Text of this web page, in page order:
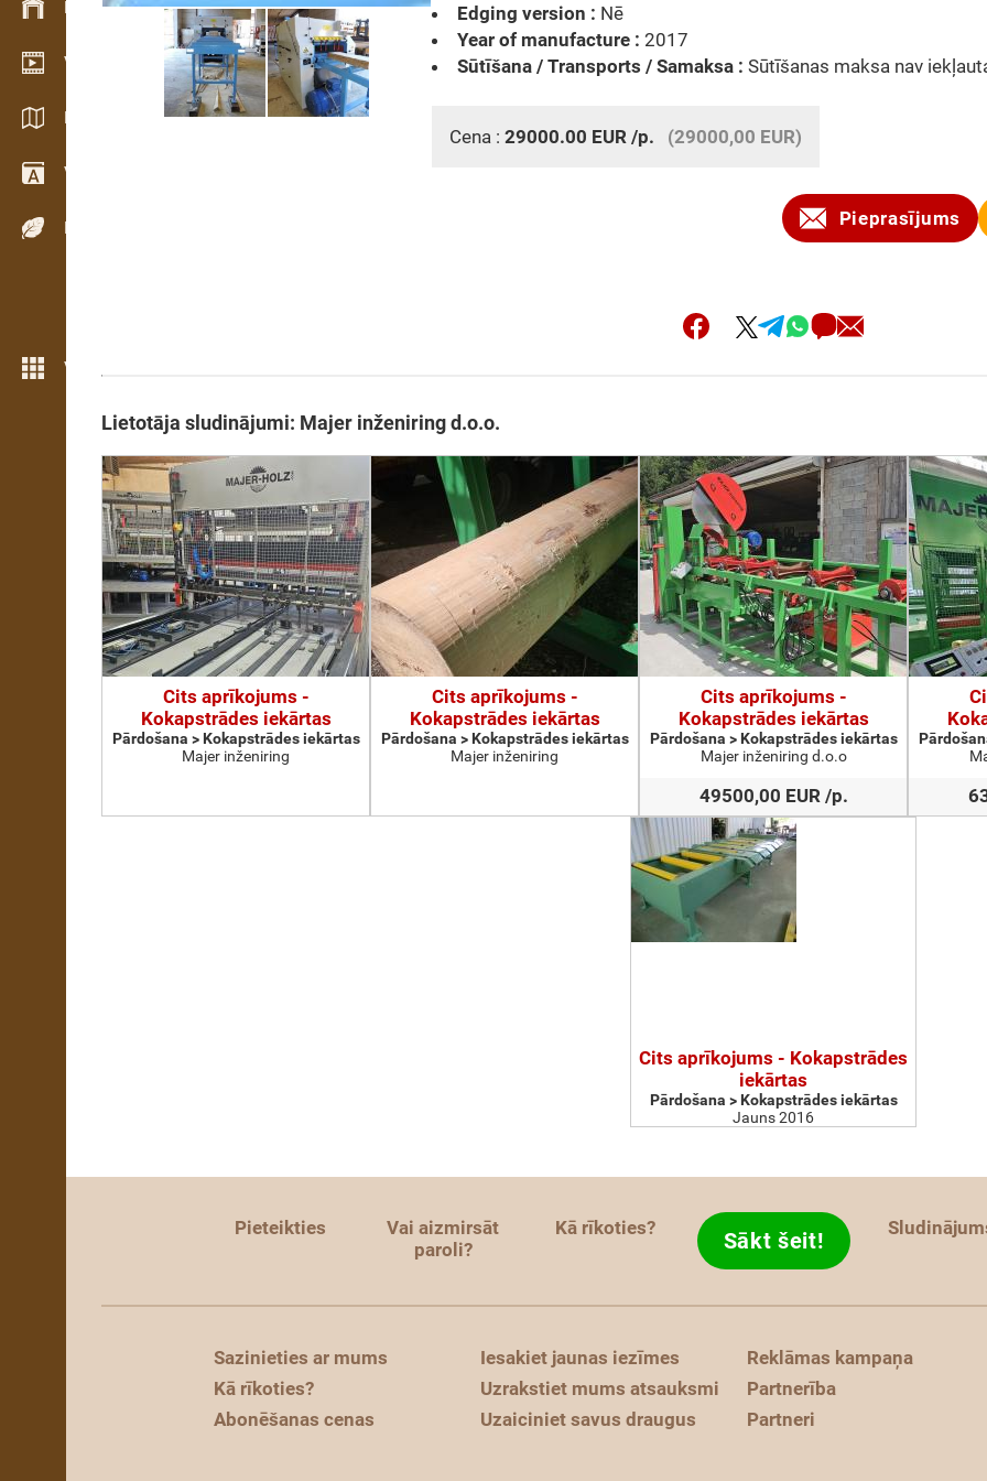
Krājumu vadība
Video telpa
Katalogi / Brošūras
Vārdnīca
Koku sugas
Vairāk iezīmju
Edging version : Nē
Year of manufacture : 2017
Sūtīšana / Transports / Samaksa : Sūtīšanas maksa nav
Cena : 29000.00 EUR /p. (29000,00 EUR)
Pieprasījums
Lietotāja sludinājumi: Majer inženiring d.o.o.
Cits aprīkojums -
Kokapstrādes iekārtas
Pārdošana > Kokapstrādes iekārtas
Majer inženiring
Cits aprīkojums -
Kokapstrādes iekārtas
Pārdošana > Kokapstrādes iekārtas
Majer inženiring
Cits aprīkojums -
Kokapstrādes iekārtas
Pārdošana > Kokapstrādes iekārtas
Majer inženiring d.o.o
49500,00 EUR /p.
Cits aprīkojums - Kokapstrādes
iekārtas
Pārdošana > Kokapstrādes iekārtas
Jauns 2016
Pieteikties
Vai aizmirsāt
paroli?
Kā rīkoties? Sākt šeit!
Sazinieties ar mums
Kā rīkoties?
Abonēšanas cenas
Iesakiet jaunas iezīmes
Uzrakstiet mums atsauksmi
Uzaiciniet savus draugus
Reklāmas kampaņa
Partnerība
Partneri